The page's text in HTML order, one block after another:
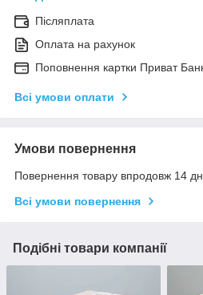
Післяплата
Оплата на рахунок
Поповнення картки Приват
Всі умови оплати
Умови повернення
Повернення товару впродовж 14
Всі умови повернення
Подібні товари компанії